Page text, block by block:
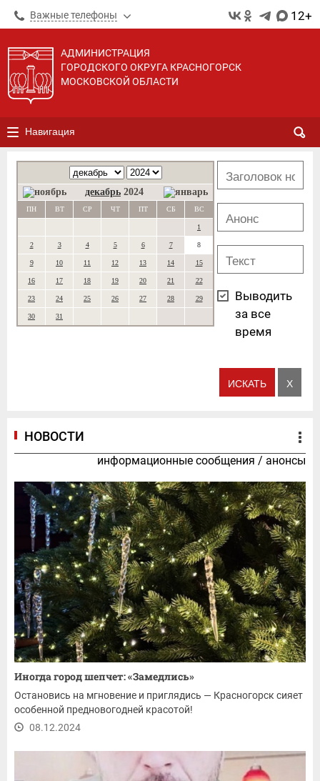
Важные телефоны 12+
АДМИНИСТРАЦИЯ
ГОРОДСКОГО ОКРУГА КРАСНОГОРСК
МОСКОВСКОЙ ОБЛАСТИ
Навигация
декабрь 2024
ПН ВТ СР ЧТ ПТ СБ ВС
1
2 3 4 5 6 7 8
9 10 11 12 13 14 15
16 17 18 19 20 21 22
23 24 25 26 27 28 29
30 31
Выводить
за все
время
НОВОСТИ
информационные сообщения / анонсы
Иногда город шепчет: «Замедлись»
Остановись на мгновение и приглядись — Красногорск сияет
особенной предновогодней красотой!
08.12.2024